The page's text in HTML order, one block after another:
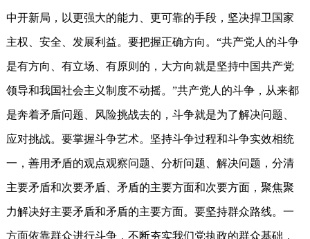
中开新局，以更强大的能力、更可靠的手段，坚决捍卫国家
主权、安全、发展利益。要把握正确方向。“共产党人的斗争
是有方向、有立场、有原则的，大方向就是坚持中国共产党
领导和我国社会主义制度不动摇。”共产党人的斗争，从来都
是奔着矛盾问题、风险挑战去的，斗争就是为了解决问题、
应对挑战。要掌握斗争艺术。坚持斗争过程和斗争实效相统
一，善用矛盾的观点观察问题、分析问题、解决问题，分清
主要矛盾和次要矛盾、矛盾的主要方面和次要方面，聚焦聚
力解决好主要矛盾和矛盾的主要方面。要坚持群众路线。一
方面依靠群众进行斗争，不断夯实我们党执政的群众基础，